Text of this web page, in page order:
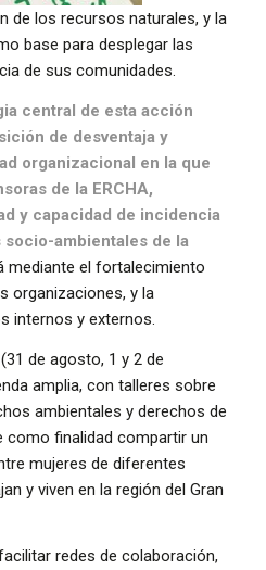
de los recursos naturales, y la
base para desplegar las
de sus comunidades.
central de esta acción
de desventaja y
organizacional en la que
de la ERCHA,
y capacidad de incidencia
ambientales de la
mediante el fortalecimiento
organizaciones, y la
internos y externos.
de agosto, 1 y 2 de
amplia, con talleres sobre
ambientales y derechos de
como finalidad compartir un
mujeres de diferentes
y viven en la región del Gran
redes de colaboración,